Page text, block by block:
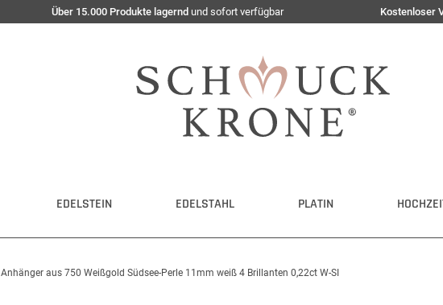
Über 15.000 Produkte lagernd und sofort verfügbar Kostenloser
EDELSTEIN EDELSTAHL PLATIN
Anhänger aus 750 Weißgold Südsee-Perle 11mm weiß 4 Brillanten 0,22ct W-SI